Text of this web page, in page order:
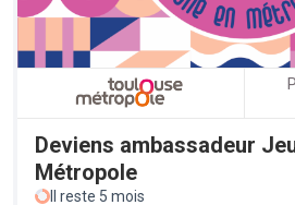
Deviens ambassadeur
Métropole
Il reste 5 mois